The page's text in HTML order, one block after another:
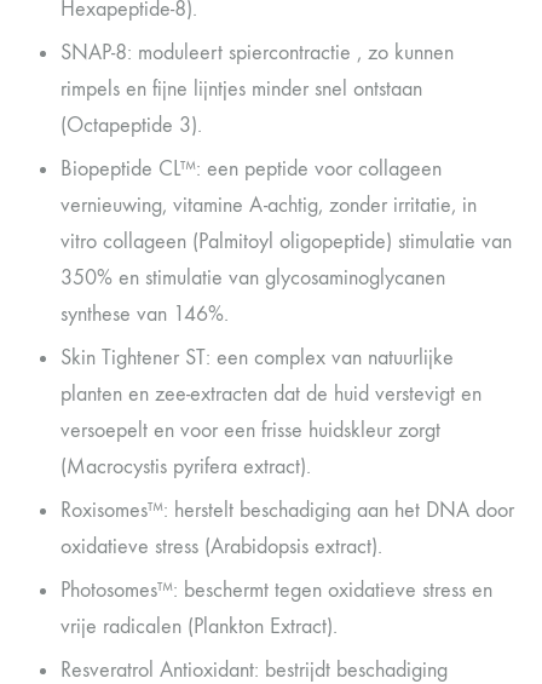
Hexapeptide-8).
SNAP-8: moduleert spiercontractie , zo kunnen
rimpels en fijne lijntjes minder snel ontstaan
(Octapeptide 3).
Biopeptide CL™: een peptide voor collageen
vernieuwing, vitamine A-achtig, zonder irritatie, in
vitro collageen (Palmitoyl oligopeptide) stimulatie van
350% en stimulatie van glycosaminoglycanen
synthese van 146%.
Skin Tightener ST: een complex van natuurlijke
planten en zee-extracten dat de huid verstevigt en
versoepelt en voor een frisse huidskleur zorgt
(Macrocystis pyrifera extract).
Roxisomes™: herstelt beschadiging aan het DNA door
oxidatieve stress (Arabidopsis extract).
Photosomes™: beschermt tegen oxidatieve stress en
vrije radicalen (Plankton Extract).
Resveratrol Antioxidant: bestrijdt beschadiging